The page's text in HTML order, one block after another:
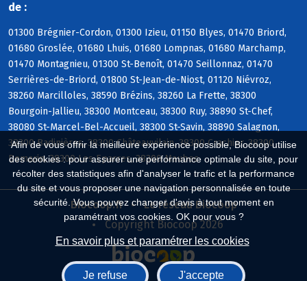
Afin de vous offrir la meilleure expérience possible, Biocoop utilise
des cookies : pour assurer une performance optimale du site, pour
récolter des statistiques afin d'analyser le trafic et la performance
du site et vous proposer une navigation personnalisée en toute
sécurité. Vous pouvez changer d'avis à tout moment en
paramétrant vos cookies. OK pour vous ?
En savoir plus et paramétrer les cookies
Je refuse J'accepte
de :
01300 Brégnier-Cordon, 01300 Izieu, 01150 Blyes, 01470 Briord,
01680 Groslée, 01680 Lhuis, 01680 Lompnas, 01680 Marchamp,
01470 Montagnieu, 01300 St-Benoît, 01470 Seillonnaz, 01470
Serrières-de-Briord, 01800 St-Jean-de-Niost, 01120 Niévroz,
38260 Marcilloles, 38590 Brézins, 38260 La Frette, 38300
Bourgoin-Jallieu, 38300 Montceau, 38300 Ruy, 38890 St-Chef,
38080 St-Marcel-Bel-Accueil, 38300 St-Savin, 38890 Salagnon,
38300 Badinières, 38300 Châteauvilain, 38300 Crachier, 38300
Domarin, 38300 Les Eparres, 38300 Maubec
Biocoop.fr
Le réseau Biocoop
Copyright Biocoop 2026